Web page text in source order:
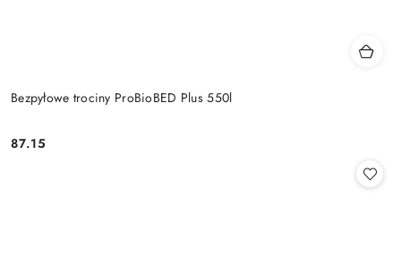
Bezpyłowe trociny ProBioBED Plus 550l
Cena:
87.15